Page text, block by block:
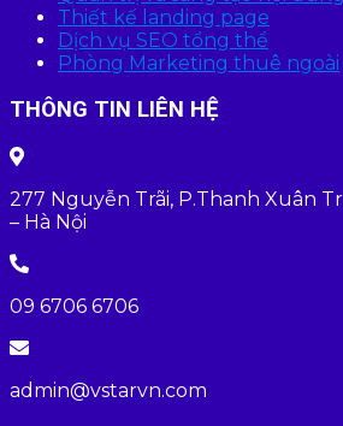
Thiết kế landing page
Dịch vụ SEO tổng thể
Phòng Marketing thuê ngoài
THÔNG TIN LIÊN HỆ
277 Nguyễn Trãi, P.Thanh Xuân
– Hà Nội
09 6706 6706
admin@vstarvn.com